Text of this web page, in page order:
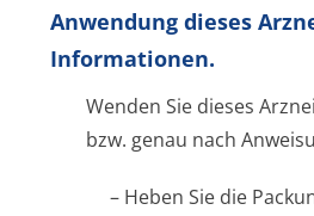
Anwendung dieses
Informationen.
Wenden Sie dieses
bzw. genau nach
– Heben Sie die